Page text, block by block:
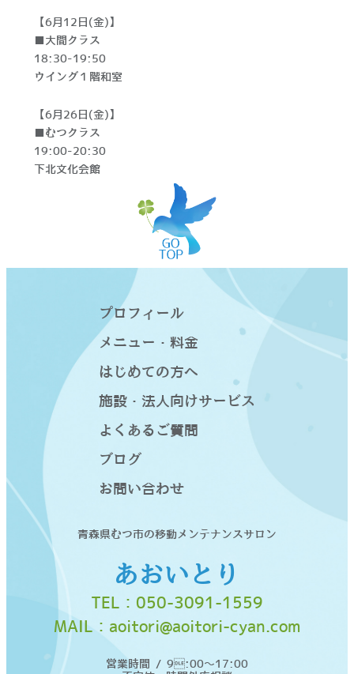
【6月12日(金)】
■大間クラス
18:30-19:50
ウイング１階和室
【6月26日(金)】
■むつクラス
19:00-20:30
下北文化会館
青森県むつ市の移動メンテナンスサロン
あおいとり
TEL： 050-3091-1559
MAIL： aoitori@aoitori-cyan.com
営業時間 / 9:00〜17:00
プロフィール
メニュー・料金
はじめての方へ
施設・法人向けサービス
よくあるご質問
ブログ
お問い合わせ